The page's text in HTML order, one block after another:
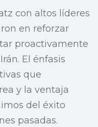
con altos líderes
en reforzar
proactivamente
El énfasis
que
y la ventaja
del éxito
pasadas.